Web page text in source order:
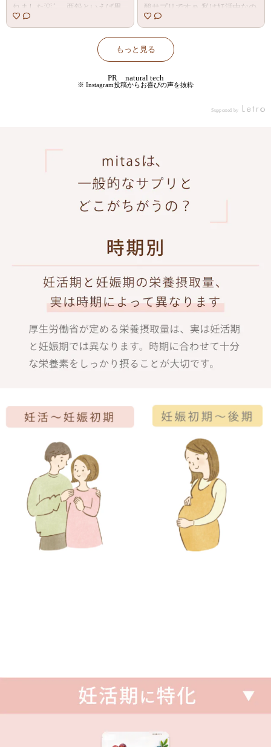
せず飲みやすかったです。元々
酸を摂取するのと同時に温活も
できるということで、これはあ
りがたいなと思いました＾＾ →
素は変化します。妊活中だけで
を授かることができたら良いな
と思っています。 → 【「mita
s series(ミタスシリーズ)」は妊
活期から産後まで、からだの
サプリ。妊活にmitas、妊娠中は
naturaltech株式会社 #mitas #
ミタス葉酸 #mamaru #ママル
葉酸 #mamaco #ママコ産後 #
葉酸サプリ #葉酸 #温活 #moni
pla #naturaltech_fan
Gv ※クーポンはmitasシリーズ
s for men / mitas couple set)
に適用可能。 ※使用期限なし。
━━━━━━ ∙ʚ ɞ∙ ━━━━━
#mitas #ミタス葉酸 #mamaru
産後 #葉酸サプリ #葉酸 #温活
#monipla #naturaltech_fan #
マル葉酸 #mamaco #ママコ産
onipla #naturaltech_fan
れました💡ˊ˗⁡⁡ ⁡⁡ ⁡⁡ ⁡⁡ 亜鉛といえば男
性不妊に効果的！ …というイメ
ージが強かったんだけど🙏 女性
の妊活にも欠かせないそう😮 ⁡⁡
妊活専用葉酸サプリ⁡⁡ 【 mitas
−ミタス− 】は亜鉛も3mg配合
♪ ⁡⁡ ⁡⁡ ⁡⁡ 亜鉛以外にもビタミンDや温
活成分など 妊活に役立つ成分が
むしろ コスパも良いと思います
🙋💗 ⁡⁡⁡ ⁡⁡⁡ ⁡⁡ ⁡⁡ ━━━━━━ ∙ʚ ɞ∙ ━━
━━━━⁡⁡⁡⁡⁡⁡ ⁡⁡⁡⁡ @mitas.series sama⁡⁡ ⁡⁡⁡⁡⁡⁡
1000円OFFクーポンコード
「 oyk0423 」 公式
サイト▼ https://onl.sc/DJsbW
(mitas/mamaru/mamaco / mita
s for men / mitas couple set)
に適用可能。 ※使用期限なし。
━⁡⁡⁡⁡⁡⁡ ⁡⁡⁡ #PR #naturaltech株式会社
#mitas #ミタス葉酸 #mamaru
#ママル葉酸 #mamaco #ママコ
#monipla #naturaltech_fan #
不妊治療 #不妊治療中 #2人目不
妊 #流産後の妊活 #亜鉛 #亜鉛
サプリ #亜鉛不足 #mamaru #マ
酸サプリです☺️ 私は妊活中なの
でmitasを☺️ 妊娠中はmamaru
産後・授乳期はmamaco とあり
ます☺️ mamacoも息子が産まれ
た後、飲みました☺️✨本当飲み
やすいですー😊 その時期に合わ
せて飲めるのはなんか安心感あ
りますよね☺️ 今回はmitasのご
温活もできる葉酸サプリメント
どもも旦那も暑がりなので、私
だけ夜も冷え冷え笑 サプリで温
活もできれば助かりますー😭❤️
勿論、ご飯もしっかり、規則正
しい生活も大事です。 でも、
中々仕事と子育てしながら葉酸
を摂る食事と、、栄養と、、を
考えるのは難しい😭！ 自分のた
め、将来のために。まず、はじ
められること。やってみようと
株式会社 #mitas #ミタス葉酸 #
mamaru #ママル葉酸 #mamaco
#ママコ産後 #葉酸サプリ #葉酸
an
もっと見る
※ Instagram投稿からお喜びの声を抜粋
PR natural tech
Supported by